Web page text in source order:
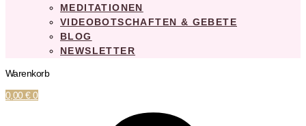
MEDITATIONEN
VIDEOBOTSCHAFTEN & GEBETE
BLOG
NEWSLETTER
Warenkorb
0,00€ 0